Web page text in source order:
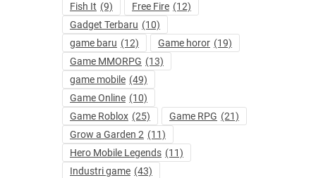
Fish It (9) Free Fire (12)
Gadget Terbaru (10)
game baru (12) Game horor (19)
Game MMORPG (13)
game mobile (49)
Game Online (10)
Game Roblox (25) Game RPG (21)
Grow a Garden 2 (11)
Hero Mobile Legends (11)
Industri game (43)